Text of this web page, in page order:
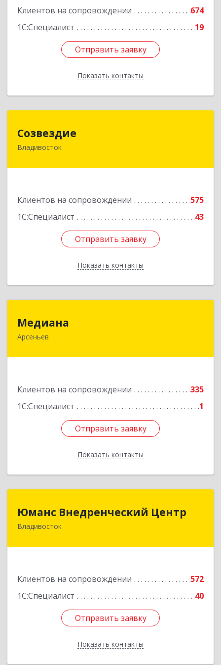
Клиентов на сопровождении
674
1С:Специалист
19
Отправить заявку
Показать контакты
Отправить заявку
Назад
Созвездие
Владивосток
Клиентов на сопровождении
575
1С:Специалист
43
Отправить заявку
Показать контакты
690069, Приморский край, Владивосток г,
Отправить заявку
Назад
Медиана
Арсеньев
Клиентов на сопровождении
335
1С:Специалист
1
Отправить заявку
Показать контакты
Отправить заявку
Назад
Юманс Внедренческий Центр
Владивосток
Клиентов на сопровождении
572
1С:Специалист
40
Отправить заявку
Показать контакты
Юманс Внедренческий Центр
690014, Приморский край, Владивосток г,
Отправить заявку
Назад